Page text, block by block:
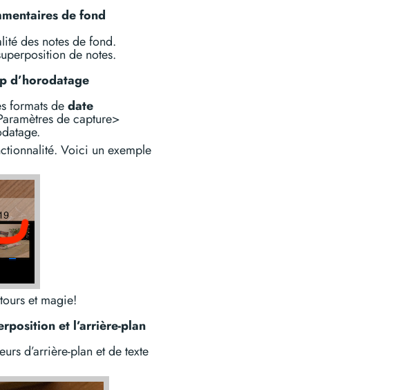
de fond
des notes de fond.
de notes.
d’horodatage
formats dedate
de capture>
Voici un exemple
et magie!
et l’arrière-plan
d’arrière-plan et de texte